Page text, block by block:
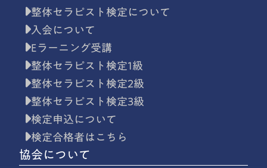
整体セラピスト検定について
入会について
Eラーニング受講
整体セラピスト検定1級
整体セラピスト検定2級
整体セラピスト検定3級
検定申込について
検定合格者はこちら
協会について